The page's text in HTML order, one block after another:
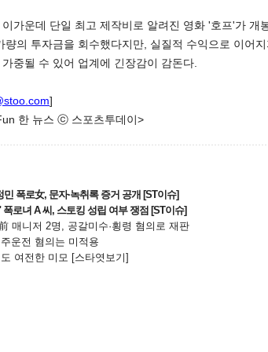
가운데 단일 최고 제작비로 알려진 영화 '호프'가 개
의 투자금을 회수했다지만, 실질적 수익으로 이어
중될 수 있어 업계에 긴장감이 감돈다.
]
한 뉴스 ⓒ 스포츠투데이>
폭로女, 문자·녹취록 증거 공개 [ST이슈]
로녀 A 씨, 스토킹 성립 여부 쟁점 [ST이슈]
매니저 2명, 공갈미수·횡령 혐의로 재판
운전 혐의는 미적용
여전한 미모 [스타엿보기]